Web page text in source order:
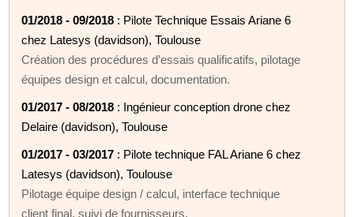
01/2018 - 09/2018 : Pilote Technique Essais Ariane 6
chez Latesys (davidson), Toulouse
Création des procédures d’essais qualificatifs, pilotage
équipes design et calcul, documentation.
01/2017 - 08/2018 : Ingénieur conception drone chez
Delaire (davidson), Toulouse
01/2017 - 03/2017 : Pilote technique FAL Ariane 6 chez
Latesys (davidson), Toulouse
Pilotage équipe design / calcul, interface technique
client final, suivi de fournisseurs.